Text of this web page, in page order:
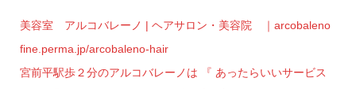
美容室 アルコバレーノ | ヘアサロン・美容院 ｜arcobaleno
fine.perma.jp/arcobaleno-hair
宮前平駅歩２分のアルコバレーノは 『 あったらいいサービス